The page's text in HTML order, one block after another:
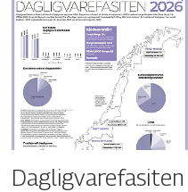
Dagligvarefasiten